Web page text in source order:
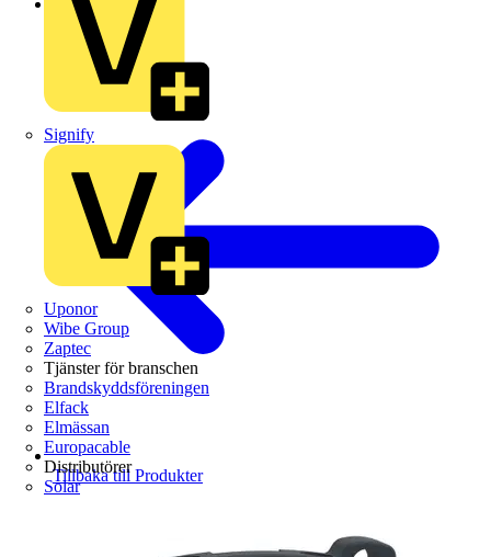
Signify
Uponor
Wibe Group
Zaptec
Tjänster för branschen
Brandskyddsföreningen
Elfack
Elmässan
Europacable
Distributörer
Solar
Tillbaka till Produkter